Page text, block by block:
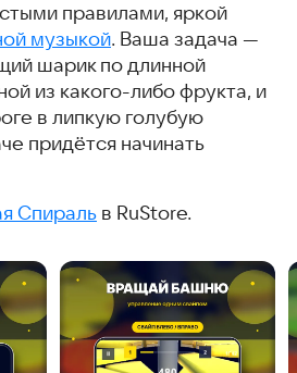
вершины
декор
— Три в Ряд
города
правилами, яркой
музыкой. Ваша задача —
шарик по длинной
из какого-либо фрукта, и
в липкую голубую
придётся начинать
Спираль в RuStore.